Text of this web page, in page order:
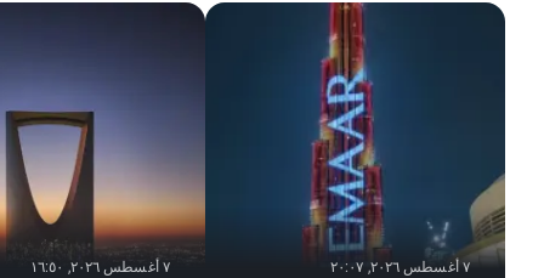
٧ أغسطس ٢٠٢٦, ٢٠:٠٧ ٧ أغسطس ٢٠٢٦, ١٦:٥٠